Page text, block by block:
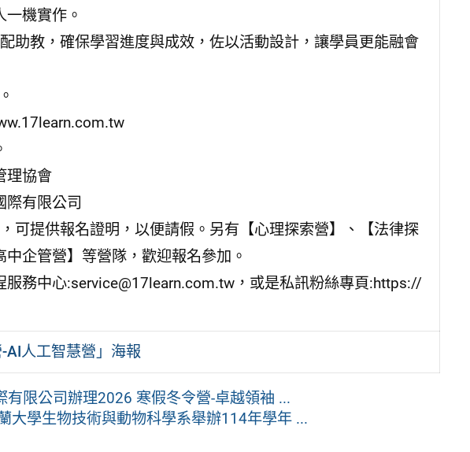
機實作。
助教，確保學習進度與成效，佐以活動設計，讓學員更能融會
理協會
際有限公司
可提供報名證明，以便請假。另有【心理探索營】、【法律探
企管營】等營隊，歡迎報名參加。
務中心:service@17learn.com.tw，或是私訊粉絲專頁:https://
AI人工智慧營」海報
有限公司辦理2026 寒假冬令營-卓越領袖 ...
大學生物技術與動物科學系舉辦114年學年 ...